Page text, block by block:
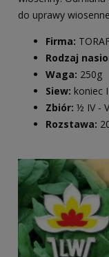
do uprawy
Firma:
Rodzaj
Waga: 250g
Siew: koniec
Zbiór: ½ IV -
Rozstawa: